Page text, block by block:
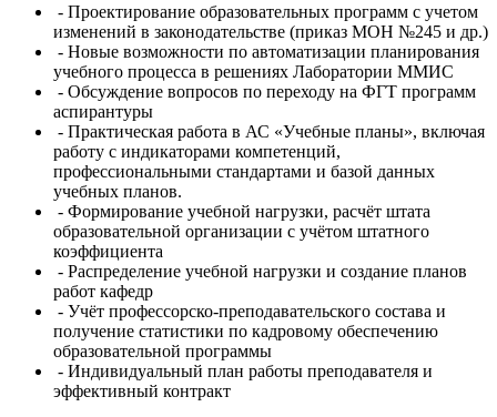
- Проектирование образовательных программ с учетом
изменений в законодательстве (приказ МОН №245 и др.)
- Новые возможности по автоматизации планирования
учебного процесса в решениях Лаборатории ММИС
- Обсуждение вопросов по переходу на ФГТ программ
аспирантуры
- Практическая работа в АС «Учебные планы», включая
работу с индикаторами компетенций,
профессиональными стандартами и базой данных
учебных планов.
- Формирование учебной нагрузки, расчёт штата
образовательной организации с учётом штатного
коэффициента
- Распределение учебной нагрузки и создание планов
работ кафедр
- Учёт профессорско-преподавательского состава и
получение статистики по кадровому обеспечению
образовательной программы
- Индивидуальный план работы преподавателя и
эффективный контракт